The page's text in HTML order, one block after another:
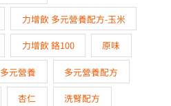
力增飲 多元營養配方-玉米
力增飲 鉻100 原味
多元營養 多元營養配方
杏仁 洗腎配方